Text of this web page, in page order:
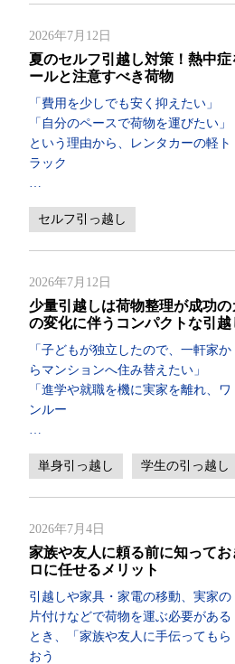
2026年7月12日
夏のセルフ引越し対策！熱中
ールと注意すべき荷物
「費用を少しでも安く抑えたい」
「自分のペースで荷物を運びたい」
という理由から、レンタカーの軽ト
ラック
セルフ引っ越し
2026年7月12日
少量引越しは荷物整理が成功
の変化に伴うコンパクトな引越
「子どもが独立したので、一軒家か
らマンションへ住み替えたい」
「進学や就職を機に実家を離れ、ワ
ンルー
単身引っ越し 学生の引っ越し
2026年7月4日
家族や友人に頼る前に知って
ロに任せるメリット
引越しや家具・家電の移動、実家の
片付けなどで荷物を運ぶ必要がある
とき、「家族や友人に手伝ってもら
おう